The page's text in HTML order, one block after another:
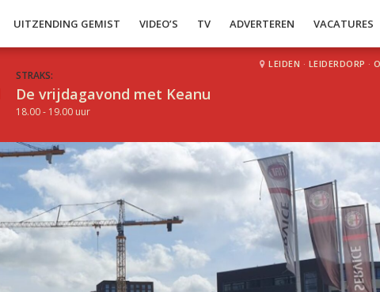
UITZENDING GEMIST VIDEO’S TV ADVERTEREN VACATURES
STRAKS:
De vrijdagavond met Keanu
18.00 - 19.00 uur
LEIDEN · LEIDERDORP ·